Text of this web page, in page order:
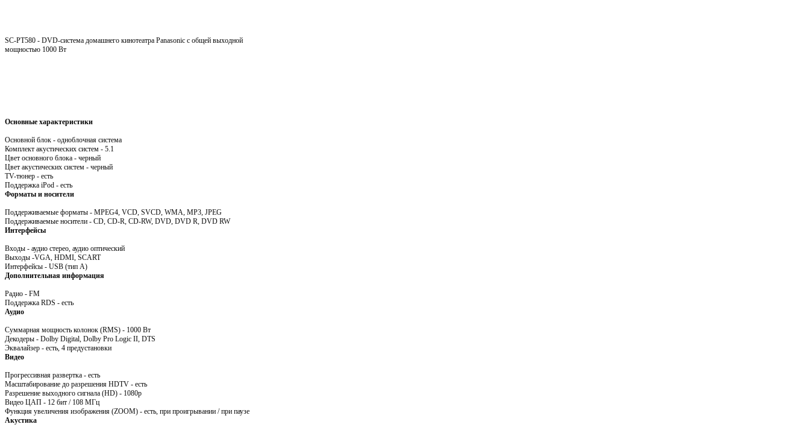
SC-PT580 - DVD-система домашнего кинотеатра Panasonic с общей выходной
мощностью 1000 Вт
Основные характеристики
Основной блок - одноблочная система
Комплект акустических систем - 5.1
Цвет основного блока - черный
Цвет акустических систем - черный
TV-тюнер - есть
Поддержка iPod - есть
Форматы и носители
Поддерживаемые форматы - MPEG4, VCD, SVCD, WMA, MP3, JPEG
Поддерживаемые носители - CD, CD-R, CD-RW, DVD, DVD R, DVD RW
Интерфейсы
Входы - аудио стерео, аудио оптический
Выходы -VGA, HDMI, SCART
Интерфейсы - USB (тип A)
Дополнительная информация
Радио - FM
Поддержка RDS - есть
Аудио
Суммарная мощность колонок (RMS) - 1000 Вт
Декодеры - Dolby Digital, Dolby Pro Logic II, DTS
Эквалайзер - есть, 4 предустановки
Видео
Прогрессивная развертка - есть
Масштабирование до разрешения HDTV - есть
Разрешение выходного сигнала (HD) - 1080p
Видео ЦАП - 12 бит / 108 МГц
Функция увеличения изображения (ZOOM) - есть, при проигрывании / при паузе
Акустика